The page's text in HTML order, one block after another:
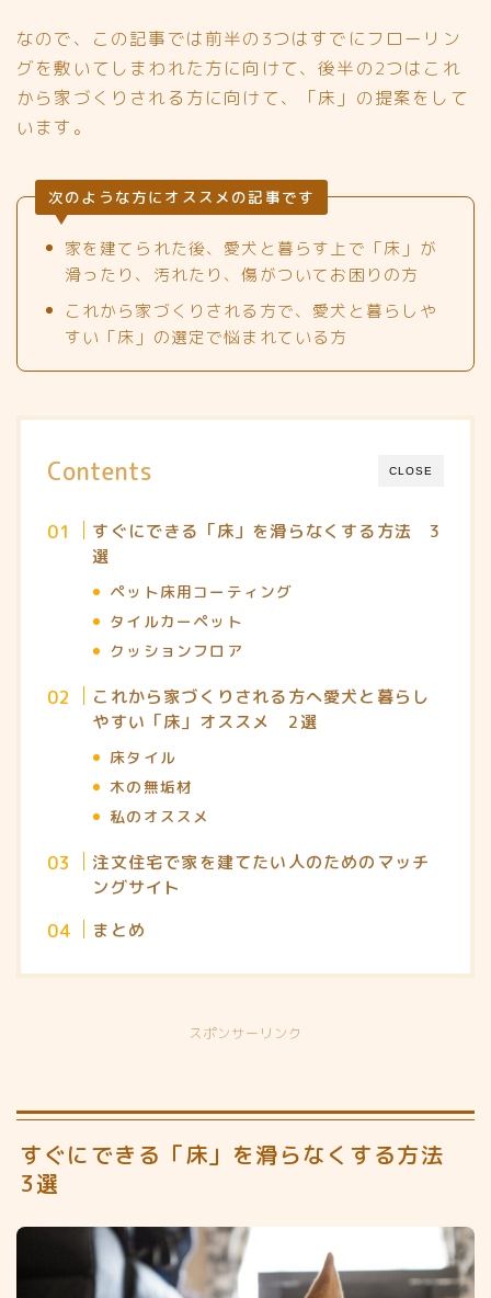
なので、この記事では前半の3つはすでにフローリン
グを敷いてしまわれた方に向けて、後半の2つはこれ
から家づくりされる方に向けて、「床」の提案をして
います。
次のような方にオススメの記事です
家を建てられた後、愛犬と暮らす上で「床」が
滑ったり、汚れたり、傷がついてお困りの方
これから家づくりされる方で、愛犬と暮らしや
すい「床」の選定で悩まれている方
CLOSE
Contents
すぐにできる「床」を滑らなくする方法 3
選
ペット床用コーティング
タイルカーペット
クッションフロア
これから家づくりされる方へ愛犬と暮らし
やすい「床」オススメ 2選
床タイル
木の無垢材
私のオススメ
注文住宅で家を建てたい人のためのマッチ
ングサイト
まとめ
スポンサーリンク
すぐにできる「床」を滑らなくする方法
3選